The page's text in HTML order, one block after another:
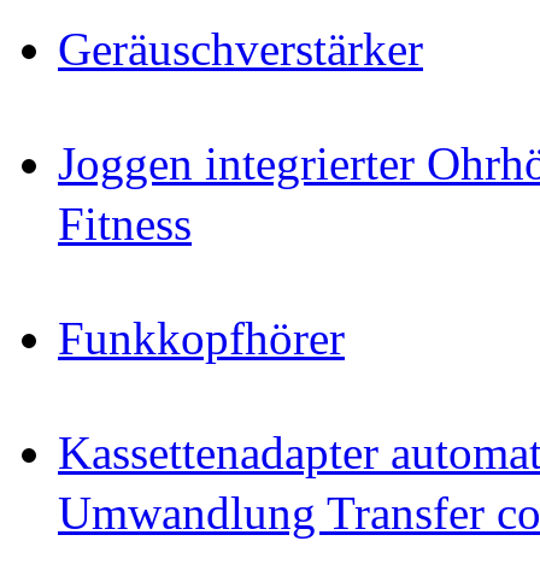
Geräuschverstärker
Joggen integrierter
Fitness
Funkkopfhörer
Kassettenadapter
Umwandlung Transfer